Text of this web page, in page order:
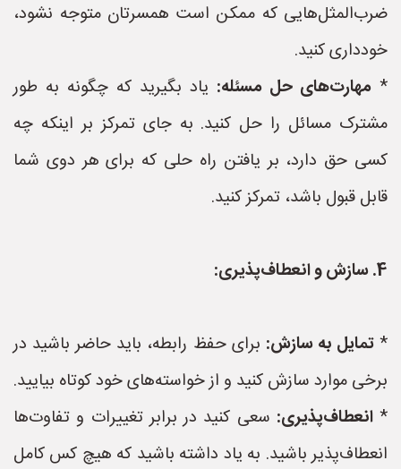
ضرب‌المثل‌هایی که ممکن است همسرتان متوجه نشود،
خودداری کنید.
* مهارت‌های حل مسئله: یاد بگیرید که چگونه به طور
مشترک مسائل را حل کنید. به جای تمرکز بر اینکه چه
کسی حق دارد، بر یافتن راه حلی که برای هر دوی شما
قابل قبول باشد، تمرکز کنید.
4. سازش و انعطاف‌پذیری:
*تمایل به سازش: برای حفظ رابطه، باید حاضر باشید در
برخی موارد سازش کنید و از خواسته‌های خود کوتاه بیایید.
*انعطاف‌پذیری: سعی کنید در برابر تغییرات و تفاوت‌ها
انعطاف‌پذیر باشید. به یاد داشته باشید که هیچ کس کامل